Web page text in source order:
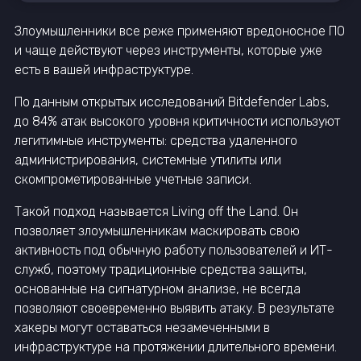
Злоумышленники все реже применяют вредоносное ПО
и чаще действуют через инструменты, которые уже
есть в вашей инфраструктуре.
По данным открытых исследований Bitdefender Labs,
до 84% атак высокого уровня критичности используют
легитимные инструменты: средства удаленного
администрирования, системные утилиты или
скомпрометированные учетные записи.
Такой подход называется Living off the Land. Он
позволяет злоумышленникам маскировать свою
активность под обычную работу пользователей и ИТ-
служб, поэтому традиционные средства защиты,
основанные на сигнатурном анализе, не всегда
позволяют своевременно выявить атаку. В результате
хакеры могут оставаться незамеченными в
инфраструктуре на протяжении длительного времени.